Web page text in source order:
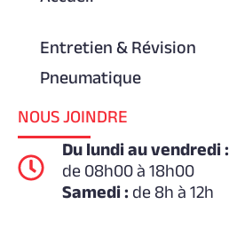
Entretien & Révision
Pneumatique
NOUS JOINDRE
Du lundi au vendredi :
de 08h00 à 18h00
Samedi : de 8h à 12h